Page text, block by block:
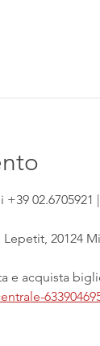
02.6705921 |
20124
e acquista